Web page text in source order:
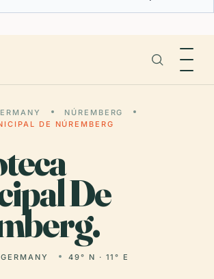
NÚREMBERG
DE NÚREMBERG
De
GERMANY 49° N · 11° E